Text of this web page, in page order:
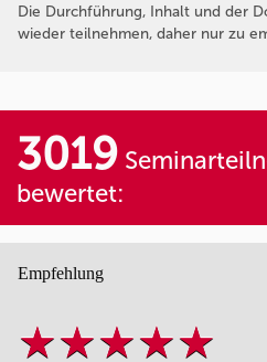
Die Durchführung, Inhalt und der
wieder teilnehmen, daher nur zu
3019
bewertet:
Empfehlung